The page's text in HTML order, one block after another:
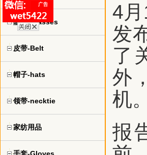
眼镜-Glasses
皮带-Belt
帽子-hats
领带-necktie
家纺用品
4
发
了
外
机。
报